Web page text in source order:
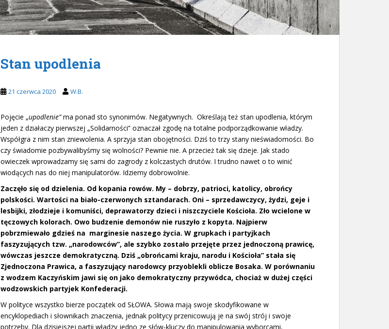
Stan upodlenia
21 czerwca 2020 W.B.
Pojęcie „upodlenie”ma ponad sto synonimów. Negatywnych. Określają też stan upodlenia, którym
jeden z działaczy pierwszej „Solidarności” oznaczał zgodę na totalne podporządkowanie władzy.
Współgra z nim stan zniewolenia. A sprzyja stan obojętności. Dziś to trzy stany nieświadomości. Bo
czy świadomie pozbywalibyśmy się wolności? Pewnie nie. A przecież tak się dzieje. Jak stado
owieczek wprowadzamy się sami do zagrody z kolczastych drutów. I trudno nawet o to winić
wiodących nas do niej manipulatorów. Idziemy dobrowolnie.
Zaczęło się od dzielenia. Od kopania rowów. My – dobrzy, patrioci, katolicy, obrońcy
polskości. Wartości na biało-czerwonych sztandarach. Oni – sprzedawczycy, żydzi, geje i
lesbijki, złodzieje i komuniści, deprawatorzy dzieci i niszczyciele Kościoła. Zło wcielone w
tęczowych kolorach. Owo budzenie demonów nie ruszyło z kopyta. Najpierw
pobrzmiewało gdzieś na marginesie naszego życia. W grupkach i partyjkach
faszyzujących tzw. „narodowców”, ale szybko zostało przejęte przez jednoczoną prawicę,
wówczas jeszcze demokratyczną. Dziś „obrońcami kraju, narodu i Kościoła” stała się
Zjednoczona Prawica, a faszyzujący narodowcy przyoblekli oblicze Bosaka. W porównaniu
z wodzem Kaczyńskim jawi się on jako demokratyczny przywódca, chociaż w dużej części
wodzowskich partyjek Konfederacji.
W polityce wszystko bierze początek od SŁOWA. Słowa mają swoje skodyfikowane w
encyklopediach i słownikach znaczenia, jednak politycy przenicowują je na swój strój i swoje
potrzeby. Dla dzisiejszej partii władzy jedno ze słów-kluczy do manipulowania wyborcami,